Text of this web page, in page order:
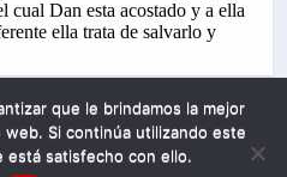
que le brindamos la mejor
Si continúa utilizando este
está satisfecho con ello.